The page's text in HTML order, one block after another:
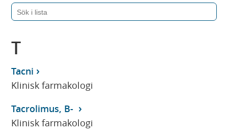
T
Tacni
Klinisk farmakologi
Tacrolimus, B-
Klinisk farmakologi